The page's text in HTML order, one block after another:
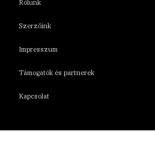
Rólunk
Szerzőink
Impresszum
Támogatók és partnerek
Kapcsolat